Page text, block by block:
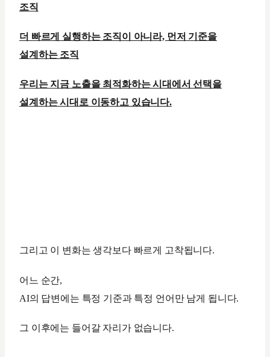
조직
더 빠르게 실행하는 조직이 아니라, 먼저 기준을
설계하는 조직
우리는 지금 노출을 최적화하는 시대에서 선택을
설계하는 시대로 이동하고 있습니다.
그리고 이 변화는 생각보다 빠르게 고착됩니다.
어느 순간,
AI의 답변에는 특정 기준과 특정 언어만 남게 됩니다.
그 이후에는 들어갈 자리가 없습니다.